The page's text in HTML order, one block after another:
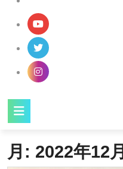
月: 2022年12月